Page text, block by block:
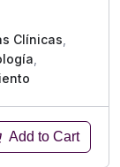
Clínicas
Add to Cart